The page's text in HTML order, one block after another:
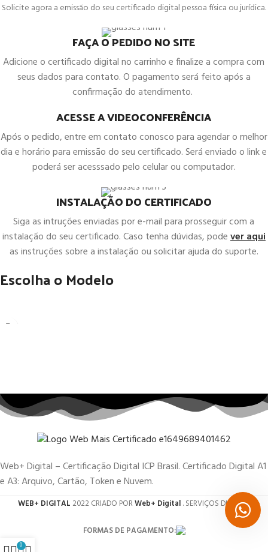
Solicite agora a emissão do seu certificado digital pessoa física ou jurídica.
FAÇA O PEDIDO NO SITE
Adicione o certificado digital no carrinho e finalize a compra com
seus dados para contato. O pagamento será feito após a
confirmação do atendimento.
ACESSE A VIDEOCONFERÊNCIA
Após o pedido, entre em contato conosco para agendar o melhor
dia e horário para emissão do seu certificado. Será enviado o link e
poderá ser acesssado pelo celular ou computador.
INSTALAÇÃO DO CERTIFICADO
Siga as intruções enviadas por e-mail para prosseguir com a
instalação do seu certificado. Caso tenha dúvidas, podever aqui
as instruções sobre a instalação ou solicitar ajuda do suporte.
Escolha o Modelo
Web+ Digital – Certificação Digital ICP Brasil. Certificado Digital A1
e A3: Arquivo, Cartão, Token e Nuvem.
WEB+ DIGITAL 2022 CRIADO PORWeb+ Digital. SERVIÇOS DIGITAIS.
FORMAS DE PAGAMENTO:
0